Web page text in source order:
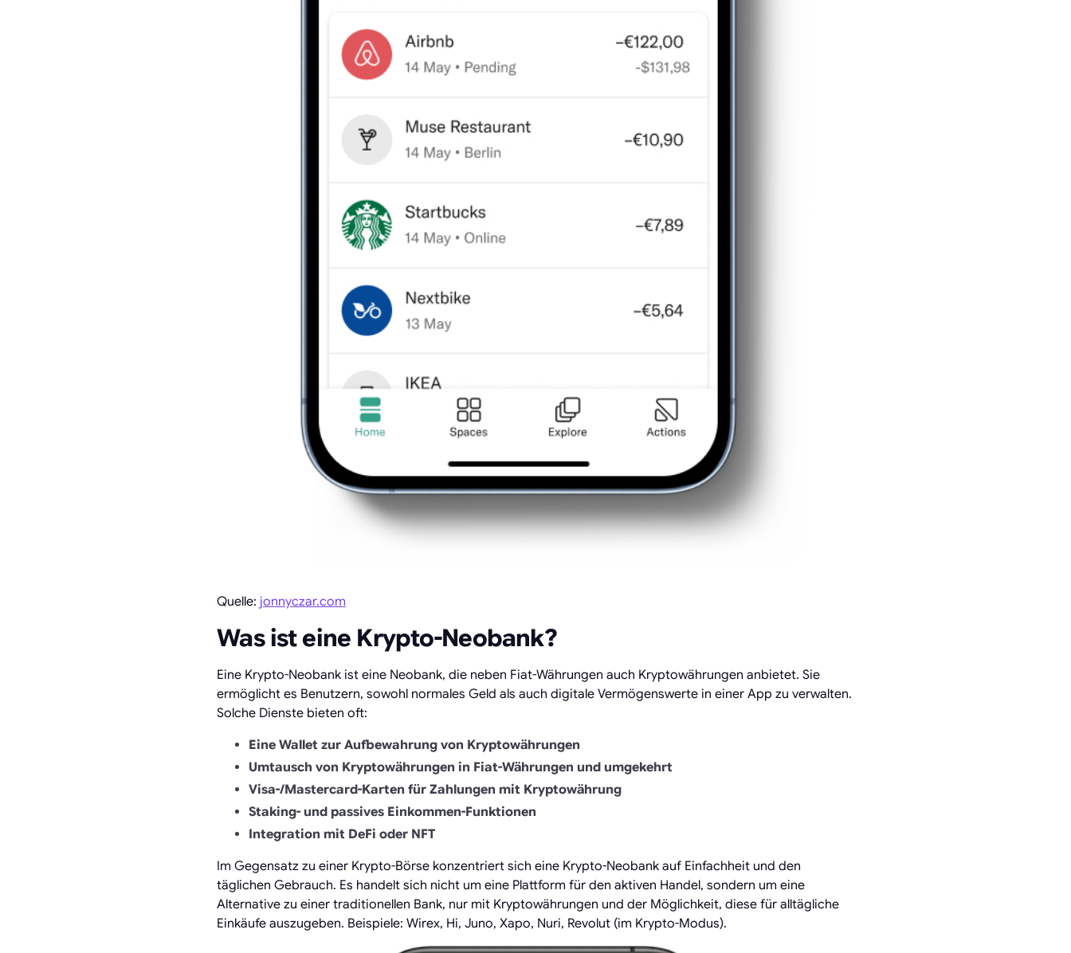
Quelle: jonnyczar.com
Was ist eine Krypto-Neobank?
Eine Krypto-Neobank ist eine Neobank, die neben Fiat-Währungen auch Kryptowährungen anbietet. Sie
ermöglicht es Benutzern, sowohl normales Geld als auch digitale Vermögenswerte in einer App zu verwalten.
Solche Dienste bieten oft:
Eine Wallet zur Aufbewahrung von Kryptowährungen
Umtausch von Kryptowährungen in Fiat-Währungen und umgekehrt
Visa-/Mastercard-Karten für Zahlungen mit Kryptowährung
Staking- und passives Einkommen-Funktionen
Integration mit DeFi oder NFT
Im Gegensatz zu einer Krypto-Börse konzentriert sich eine Krypto-Neobank auf Einfachheit und den
täglichen Gebrauch. Es handelt sich nicht um eine Plattform für den aktiven Handel, sondern um eine
Alternative zu einer traditionellen Bank, nur mit Kryptowährungen und der Möglichkeit, diese für alltägliche
Einkäufe auszugeben. Beispiele: Wirex, Hi, Juno, Xapo, Nuri, Revolut (im Krypto-Modus).